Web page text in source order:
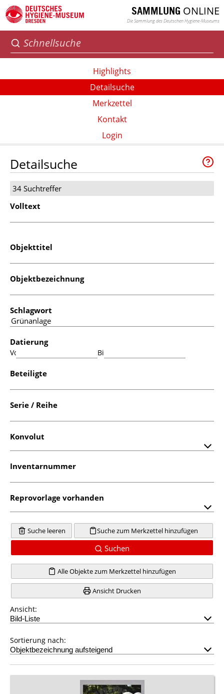
SAMMLUNG ONLINE
Die Sammlung des Deutschen Hygiene-Museums
Highlights
Detailsuche
Merkzettel
Kontakt
Login
Detailsuche
34 Suchtreffer
Volltext
Objekttitel
Objektbezeichnung
Schlagwort
Datierung
Von: Bis:
Beteiligte
Serie / Reihe
Konvolut
Inventarnummer
Reprovorlage vorhanden
Suche leeren Suche zum Merkzettel hinzufügen
Suchen
Alle Objekte zum Merkzettel hinzufügen
Ansicht Drucken
Ansicht:
Sortierung nach: